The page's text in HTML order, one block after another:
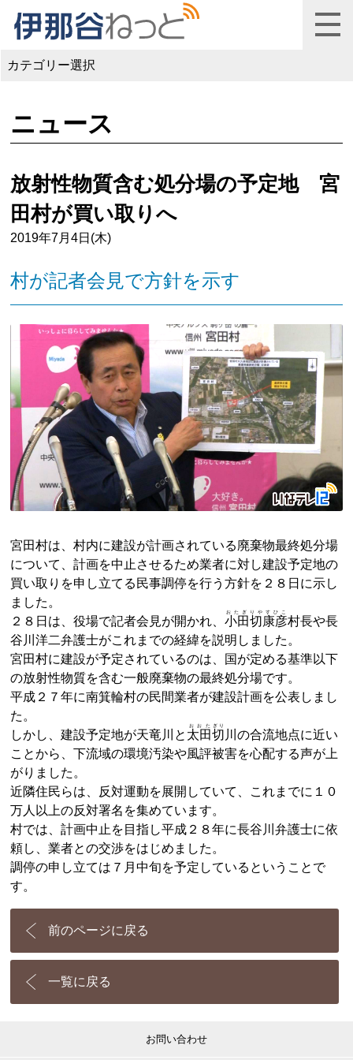
カテゴリー選択
ニュース
放射性物質含む処分場の予定地 宮
田村が買い取りへ
2019年7月4日(木)
村が記者会見で方針を示す
宮田村は、村内に建設が計画されている廃棄物最終処分場
について、計画を中止させるため業者に対し建設予定地の
買い取りを申し立てる民事調停を行う方針を２８日に示し
ました。
２８日は、役場で記者会見が開かれ、小田切康彦
おたぎりやすひこ
村長や長
谷川洋二弁護士がこれまでの経緯を説明しました。
宮田村に建設が予定されているのは、国が定める基準以下
の放射性物質を含む一般廃棄物の最終処分場です。
平成２７年に南箕輪村の民間業者が建設計画を公表しまし
た。
しかし、建設予定地が天竜川と 太田
おおた
切
ぎり
川の合流地点に近い
ことから、下流域の環境汚染や風評被害を心配する声が上
がりました。
近隣住民らは、反対運動を展開していて、これまでに１０
万人以上の反対署名を集めています。
村では、計画中止を目指し平成２８年に長谷川弁護士に依
頼し、業者との交渉をはじめました。
調停の申し立ては７月中旬を予定しているということで
す。
前のページに戻る
一覧に戻る
お問い合わせ